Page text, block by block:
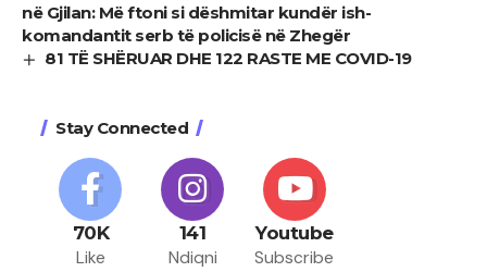
në Gjilan: Më ftoni si dëshmitar kundër ish-
komandantit serb të policisë në Zhegër
81 TË SHËRUAR DHE 122 RASTE ME COVID-19
Stay Connected
70K
Like
141
Ndiqni
Youtube
Subscribe